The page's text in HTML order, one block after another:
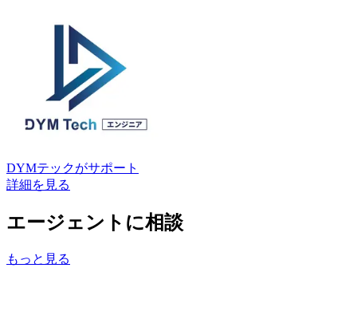
DYMテックがサポート
詳細を見る
エージェントに相談
もっと見る